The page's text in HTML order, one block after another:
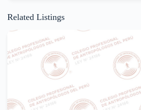
Related Listings